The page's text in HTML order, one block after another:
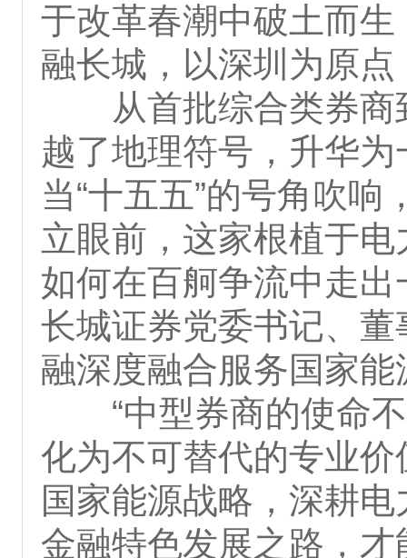
于改革春潮中破土而
融长城，以深圳为原
从首批综合类券商
越了地理符号，升华
当“十五五”的号角吹
立眼前，这家根植于
如何在百舸争流中走出
长城证券党委书记、
融深度融合服务国家能
“中型券商的使命
化为不可替代的专业
国家能源战略，深耕
金融特色发展之路，